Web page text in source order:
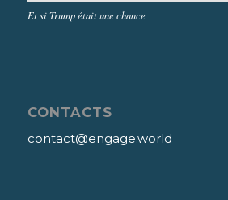
Et si Trump était une chance
CONTACTS
contact@engage.world